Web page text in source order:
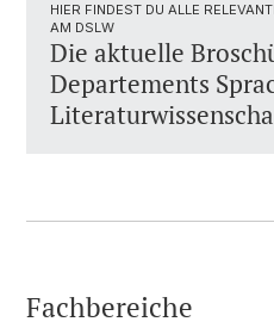
HIER FINDEST DU ALLE
AM DSLW
Die aktuelle
Departements
Fachbereiche